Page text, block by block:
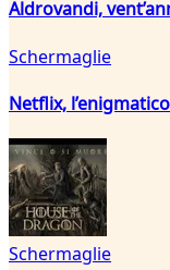
Aldrovandi,
Schermaglie
Netflix,
Schermaglie